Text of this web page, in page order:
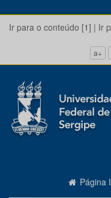
Ir para o conteúdo [1] | Ir
a+
Página